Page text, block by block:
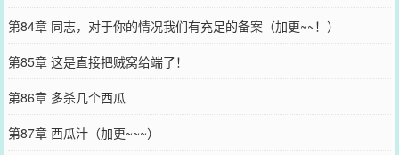
第84章 同志，对于你的情况我们有充足的备案（加更~~！）
第85章 这是直接把贼窝给端了！
第86章 多杀几个西瓜
第87章 西瓜汁（加更~~~）